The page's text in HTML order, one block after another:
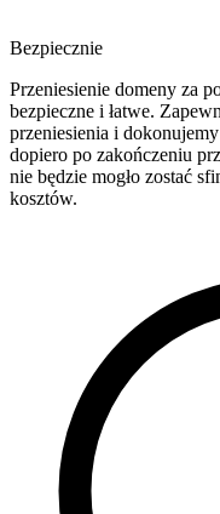
Bezpiecznie
Przeniesienie domeny za
bezpieczne i łatwe.
przeniesienia i
dopiero po zakończeniu
nie będzie mogło zostać
kosztów.